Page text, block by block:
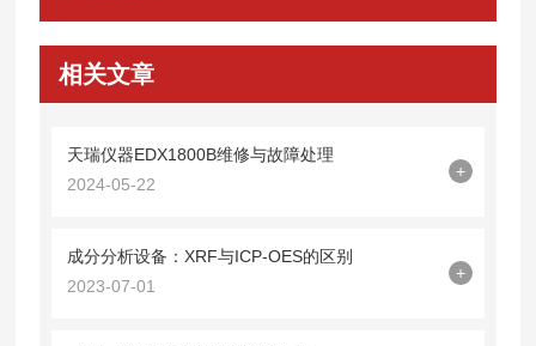
相关文章
天瑞仪器EDX1800B维修与故障处理
2024-05-22
+
成分分析设备：XRF与ICP-OES的区别
2023-07-01
+